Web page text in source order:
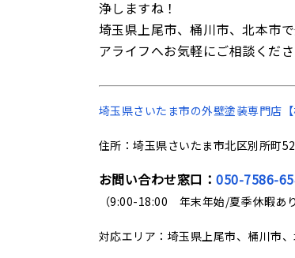
浄しますね！
埼玉県上尾市、桶川市、北本市
アライフへお気軽にご相談くださ
埼玉県さいたま市の外壁塗装専門店【
住所：埼玉県さいたま市北区別所町
お問い合わせ窓口： 050-7586-
（9:00-18:00 年末年始/夏季休暇あり
対応エリア：埼玉県上尾市、桶川市